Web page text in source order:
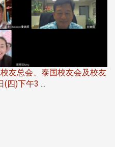
友总会、泰国校友会及校友
四)下午3 ...